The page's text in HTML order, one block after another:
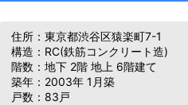
住所：東京都渋谷区猿楽町7-1
構造：RC(鉄筋コンクリート造)
階数：地下 2階 地上 6階建て
築年：2003年 1月築
戸数：83戸